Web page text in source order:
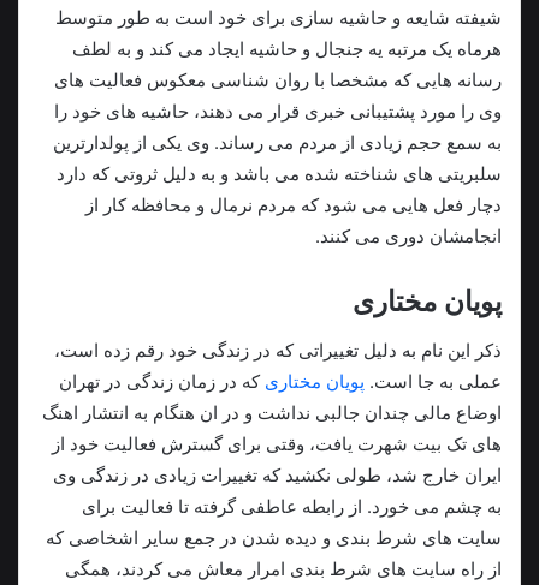
شیفته شایعه و حاشیه سازی برای خود است به طور متوسط
هرماه یک مرتبه یه جنجال و حاشیه ایجاد می کند و به لطف
رسانه هایی که مشخصا با روان شناسی معکوس فعالیت های
وی را مورد پشتیبانی خبری قرار می دهند، حاشیه های خود را
به سمع حجم زیادی از مردم می رساند. وی یکی از پولدارترین
سلبریتی های شناخته شده می باشد و به دلیل ثروتی که دارد
دچار فعل هایی می شود که مردم نرمال و محافظه کار از
انجامشان دوری می کنند.
پویان مختاری
ذکر این نام به دلیل تغییراتی که در زندگی خود رقم زده است،
عملی به جا است. پویان مختاری که در زمان زندگی در تهران
اوضاع مالی چندان جالبی نداشت و در ان هنگام به انتشار اهنگ
های تک بیت شهرت یافت، وقتی برای گسترش فعالیت خود از
ایران خارج شد، طولی نکشید که تغییرات زیادی در زندگی وی
به چشم می خورد. از رابطه عاطفی گرفته تا فعالیت برای
سایت های شرط بندی و دیده شدن در جمع سایر اشخاصی که
از راه سایت های شرط بندی امرار معاش می کردند، همگی